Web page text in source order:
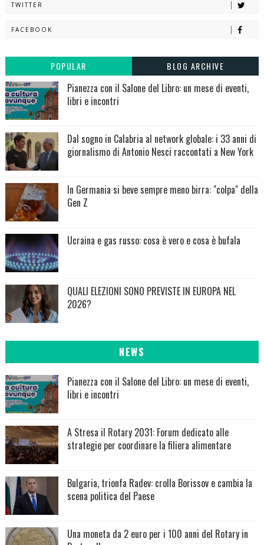
TWITTER
FACEBOOK
POPULAR BLOG ARCHIVE
Pianezza con il Salone del Libro: un mese di eventi,
libri e incontri
Dal sogno in Calabria al network globale: i 33 anni di
giornalismo di Antonio Nesci raccontati a New York
In Germania si beve sempre meno birra: "colpa" della
Gen Z
Ucraina e gas russo: cosa è vero e cosa è bufala
QUALI ELEZIONI SONO PREVISTE IN EUROPA NEL
2026?
NEWS
Pianezza con il Salone del Libro: un mese di eventi,
libri e incontri
A Stresa il Rotary 2031: Forum dedicato alle
strategie per coordinare la filiera alimentare
Bulgaria, trionfa Radev: crolla Borissov e cambia la
scena politica del Paese
Una moneta da 2 euro per i 100 anni del Rotary in